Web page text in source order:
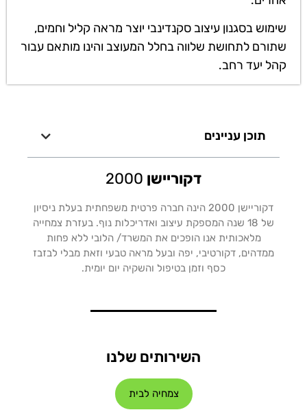
שימוש בסגנון עיצוב סקנדינבי יוצר מראה קליל וחמים,
שתורם לתחושת שלווה בחלל המעוצב והינו מותאם עבור
קהל יעד רחב.
תוכן עניינים
דקוריישן 2000
דקוריישן 2000 הינה חברה פרטית משפחתית בעלת ניסיון
של 18 שנה המספקת עיצוב ואדריכלות נוף. בעזרת צמחייה
מלאכותית אנו הופכים את המשרד/ הלובי ללא פחות
ממדהים, דקורטיבי, יפה ובעל מראה טבעי וזאת מבלי לבזבז
כסף וזמן בטיפול והשקיה יום יומית.
השירותים שלנו
צמחיה לבית